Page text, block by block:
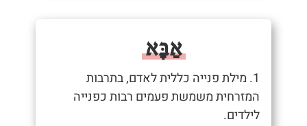
אַבָּא
1. מילת פנייה כללית לאדם, בתרבות
המזרחית משמשת פעמים רבות כפנייה
לילדים.